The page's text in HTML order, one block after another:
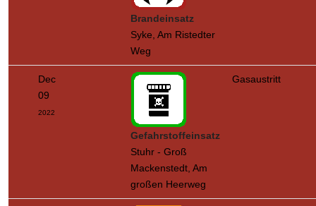
Brandeinsatz
Syke, Am Ristedter
Weg
Dec
09
2022
Gefahrstoffeinsatz
Stuhr - Groß
Mackenstedt, Am
großen Heerweg
Gasaustritt